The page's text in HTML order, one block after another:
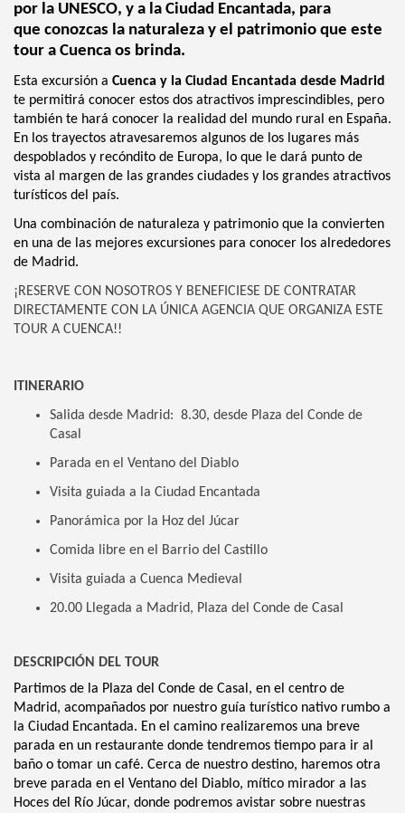
por la UNESCO, y a la Ciudad Encantada, para
que conozcas la naturaleza y el patrimonio que este
tour a Cuenca os brinda.
Esta excursión a Cuenca y la Ciudad Encantada desde Madrid
te permitirá conocer estos dos atractivos imprescindibles, pero
también te hará conocer la realidad del mundo rural en España.
En los trayectos atravesaremos algunos de los lugares más
despoblados y recóndito de Europa, lo que le dará punto de
vista al margen de las grandes ciudades y los grandes atractivos
turísticos del país.
Una combinación de naturaleza y patrimonio que la convierten
en una de las mejores excursiones para conocer los alrededores
de Madrid.
¡RESERVE CON NOSOTROS Y BENEFICIESE DE CONTRATAR
DIRECTAMENTE CON LA ÚNICA AGENCIA QUE ORGANIZA ESTE
TOUR A CUENCA!!
ITINERARIO
Salida desde Madrid: 8.30, desde Plaza del Conde de
Casal
Parada en el Ventano del Diablo
Visita guiada a la Ciudad Encantada
Panorámica por la Hoz del Júcar
Comida libre en el Barrio del Castillo
Visita guiada a Cuenca Medieval
20.00 Llegada a Madrid, Plaza del Conde de Casal
DESCRIPCIÓN DEL TOUR
Partimos de la Plaza del Conde de Casal, en el centro de
Madrid, acompañados por nuestro guía turístico nativo rumbo a
la Ciudad Encantada. En el camino realizaremos una breve
parada en un restaurante donde tendremos tiempo para ir al
baño o tomar un café. Cerca de nuestro destino, haremos otra
breve parada en el Ventano del Diablo, mítico mirador a las
Hoces del Río Júcar, donde podremos avistar sobre nuestras